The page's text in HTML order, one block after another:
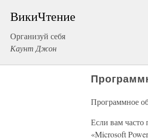
ВикиЧтение
Организуй себя
Каунт Джон
Программное
Если вам часто
«Microsoft